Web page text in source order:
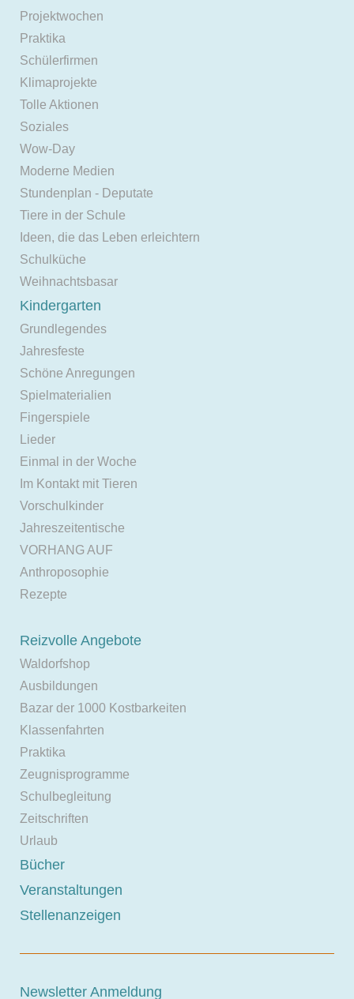
Projektwochen
Praktika
Schülerfirmen
Klimaprojekte
Tolle Aktionen
Soziales
Wow-Day
Moderne Medien
Stundenplan - Deputate
Tiere in der Schule
Ideen, die das Leben erleichtern
Schulküche
Weihnachtsbasar
Kindergarten
Grundlegendes
Jahresfeste
Schöne Anregungen
Spielmaterialien
Fingerspiele
Lieder
Einmal in der Woche
Im Kontakt mit Tieren
Vorschulkinder
Jahreszeitentische
VORHANG AUF
Anthroposophie
Rezepte
Reizvolle Angebote
Waldorfshop
Ausbildungen
Bazar der 1000 Kostbarkeiten
Klassenfahrten
Praktika
Zeugnisprogramme
Schulbegleitung
Zeitschriften
Urlaub
Bücher
Veranstaltungen
Stellenanzeigen
Newsletter Anmeldung